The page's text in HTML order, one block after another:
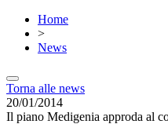
Home
>
News
Torna alle news
20/01/2014
Il piano Medigenia approda al